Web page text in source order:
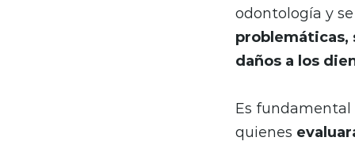
odontología y
problemáticas,
daños a los
Es
quienes